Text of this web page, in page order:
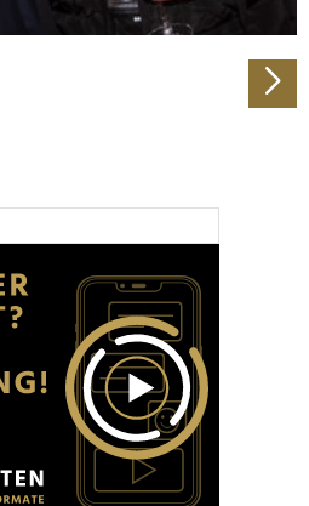
wir Informationen zu Ihrer
an unsere Partner für
und Analysen weiter. Unsere
möglicherweise mit